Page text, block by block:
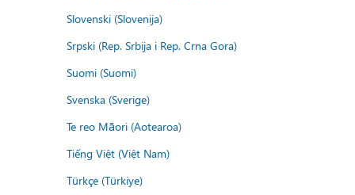
Slovenski (Slovenija)
Srpski (Rep. Srbija i Rep. Crna Gora)
Suomi (Suomi)
Svenska (Sverige)
Te reo Māori (Aotearoa)
Tiếng Việt (Việt Nam)
Türkçe (Türkiye)